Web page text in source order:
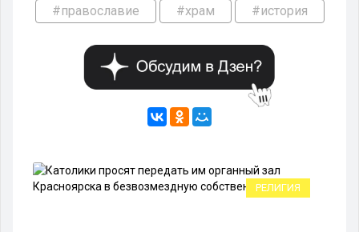
#православие #храм #история
РЕЛИГИЯ